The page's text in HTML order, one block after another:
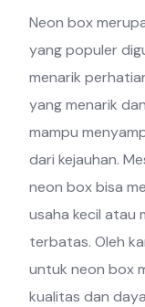
Neon box
yang populer
menarik
yang menarik
mampu
dari kejauhan.
neon box bisa
usaha kecil atau
terbatas. Oleh
untuk neon box
kualitas dan